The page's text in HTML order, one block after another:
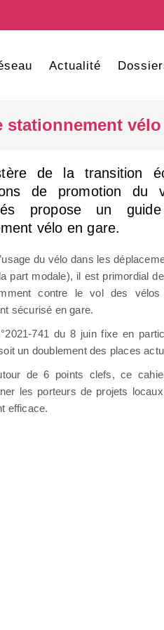
Actualité
de la transition
de promotion du
propose un
vélo en gare.
du vélo dans les
part modale), il est primordial
contre le vol des
sécurisé en gare.
741 du 8 juin fixe en
un doublement des places
de 6 points clefs, ce
les porteurs de projets
efficace.